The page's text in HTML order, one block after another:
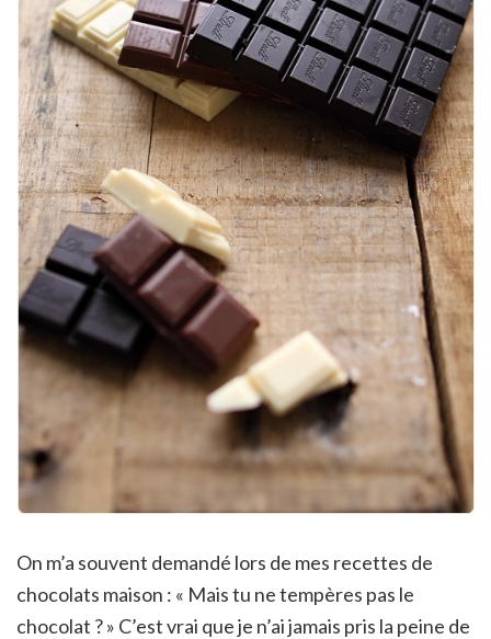
On m’a souvent demandé lors de mes recettes de
chocolats maison : « Mais tu ne tempères pas le
chocolat ? » C’est vrai que je n’ai jamais pris la peine de